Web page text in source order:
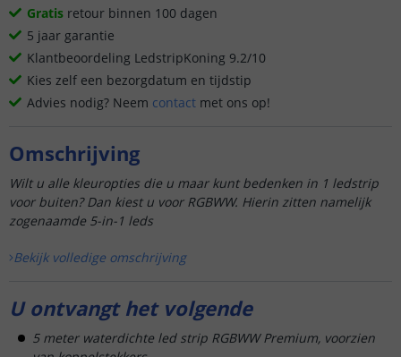
Gratis retour binnen 100 dagen
5 jaar garantie
Klantbeoordeling LedstripKoning 9.2/10
Kies zelf een bezorgdatum en tijdstip
Advies nodig? Neem contact met ons op!
Omschrijving
Wilt u alle kleuropties die u maar kunt bedenken in 1 ledstrip
voor buiten? Dan kiest u voor RGBWW. Hierin zitten namelijk
zogenaamde 5-in-1 leds
Bekijk volledige omschrijving
U ontvangt het volgende
5 meter waterdichte led strip RGBWW Premium, voorzien